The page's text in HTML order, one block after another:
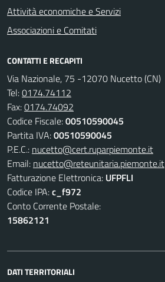
Attività economiche e Servizi
Associazioni e Comitati
CONTATTI E RECAPITI
Via Nazionale, 75 -12070 Nucetto (CN)
Tel:0174.74112
Fax:0174.74092
Codice Fiscale:00510590045
Partita IVA:00510590045
P.E.C.: nucetto@cert.ruparpiemonte.it
Email: nucetto@reteunitaria.piemonte.it
Fatturazione Elettronica: UFPFLI
Codice IPA:c_f972
Conto Corrente Postale:
15862121
DATI TERRITORIALI